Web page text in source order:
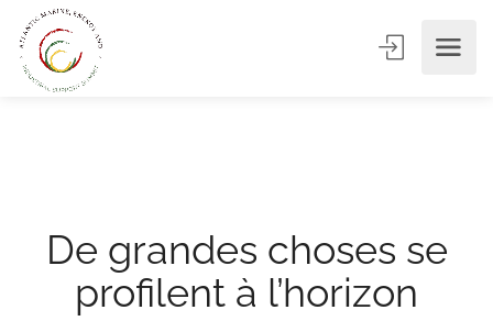
De grandes choses se
profilent à l’horizon